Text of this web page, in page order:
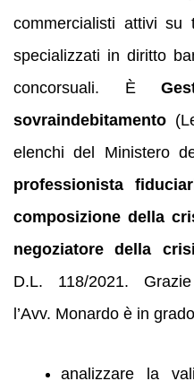
commercialisti attivi su
specializzati in diritto
concorsuali. È
sovraindebitamento
elenchi del Ministero
professionista
composizione della
negoziatore della
D.L. 118/2021.
l’Avv. Monardo è in
analizzare la